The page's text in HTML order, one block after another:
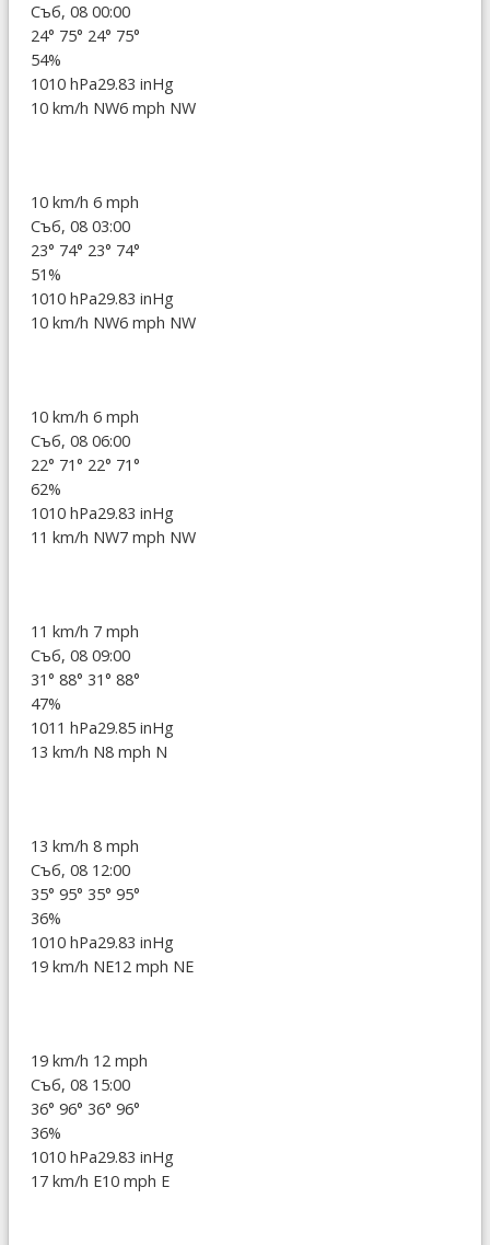
Съб, 08 00:00
24° 75° 24° 75°
54%
1010 hPa29.83 inHg
10 km/h NW6 mph NW
10 km/h 6 mph
Съб, 08 03:00
23° 74° 23° 74°
51%
1010 hPa29.83 inHg
10 km/h NW6 mph NW
10 km/h 6 mph
Съб, 08 06:00
22° 71° 22° 71°
62%
1010 hPa29.83 inHg
11 km/h NW7 mph NW
11 km/h 7 mph
Съб, 08 09:00
31° 88° 31° 88°
47%
1011 hPa29.85 inHg
13 km/h N8 mph N
13 km/h 8 mph
Съб, 08 12:00
35° 95° 35° 95°
36%
1010 hPa29.83 inHg
19 km/h NE12 mph NE
19 km/h 12 mph
Съб, 08 15:00
36° 96° 36° 96°
36%
1010 hPa29.83 inHg
17 km/h E10 mph E